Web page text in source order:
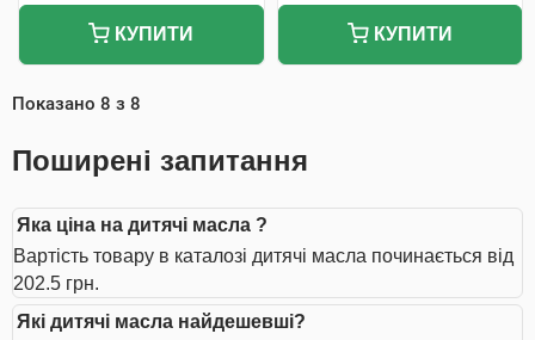
КУПИТИ КУПИТИ
Показано 8 з 8
Поширені запитання
Яка ціна на дитячі масла ?
Вартість товару в каталозі дитячі масла починається від
202.5 грн.
Які дитячі масла найдешевші?